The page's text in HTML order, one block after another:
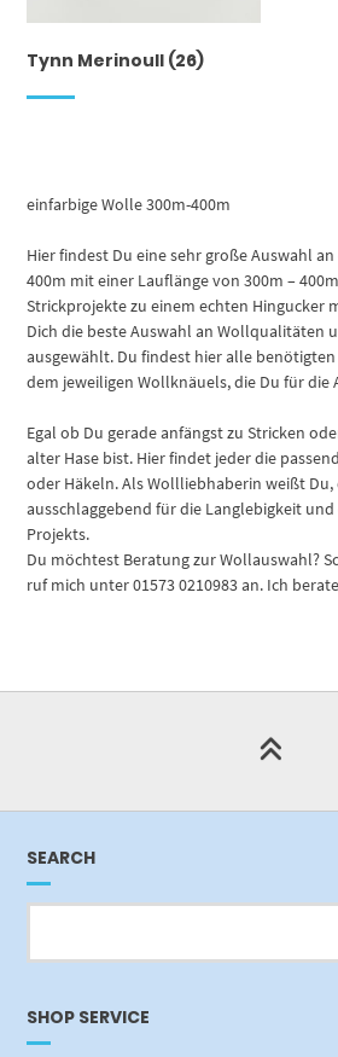
Tynn Merinoull (26)
einfarbige Wolle 300m-400m
Hier findest Du eine sehr große Auswahl
400m mit einer Lauflänge von 300m –
Strickprojekte zu einem echten Hingucker
Dich die beste Auswahl an Wollqualitäten
ausgewählt. Du findest hier alle
dem jeweiligen Wollknäuels, die Du für die
Egal ob Du gerade anfängst zu Stricken
alter Hase bist. Hier findet jeder die
oder Häkeln. Als Wollliebhaberin weißt Du,
ausschlaggebend für die Langlebigkeit und
Projekts.
Du möchtest Beratung zur Wollauswahl?
ruf mich unter 01573 0210983 an. Ich
SEARCH
SHOP SERVICE